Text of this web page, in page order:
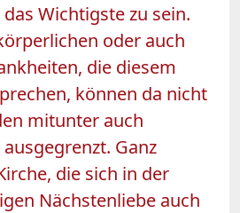
Wichtigste zu sein.
oder auch
die diesem
können da nicht
mitunter auch
Ganz
die sich in der
Nächstenliebe auch